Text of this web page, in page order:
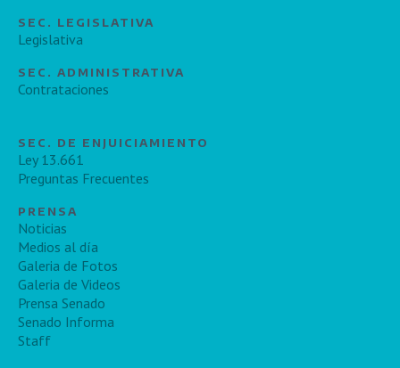
SEC. LEGISLATIVA
Legislativa
SEC. ADMINISTRATIVA
Contrataciones
SEC. DE ENJUICIAMIENTO
Ley 13.661
Preguntas Frecuentes
PRENSA
Noticias
Medios al día
Galeria de Fotos
Galeria de Videos
Prensa Senado
Senado Informa
Staff